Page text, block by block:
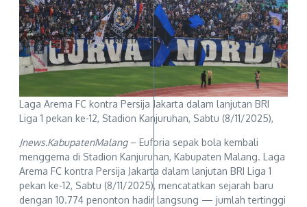
Laga Arema FC kontra Persija Jakarta dalam lanjutan BRI
Liga 1 pekan ke-12, Stadion Kanjuruhan, Sabtu (8/11/2025),
Jnews.KabupatenMalang– Euforia sepak bola kembali
menggema di Stadion Kanjuruhan, Kabupaten Malang. Laga
Arema FC kontra Persija Jakarta dalam lanjutan BRI Liga 1
pekan ke-12, Sabtu (8/11/2025), mencatatkan sejarah baru
dengan 10.774 penonton hadir langsung — jumlah tertinggi